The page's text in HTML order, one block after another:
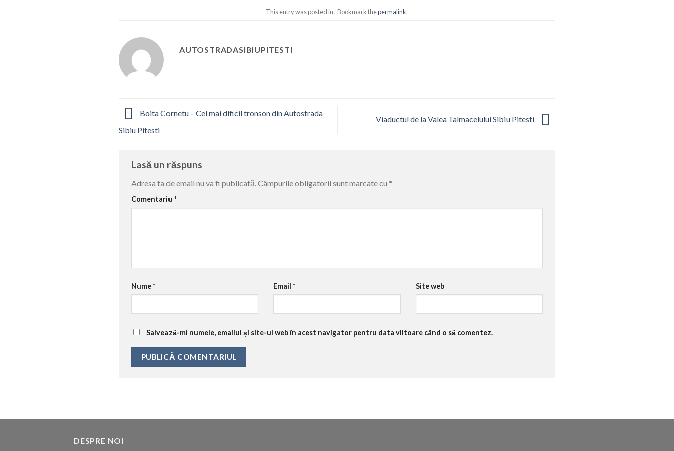
This entry was posted in . Bookmark thepermalink.
AUTOSTRADASIBIUPITESTI
Boita Cornetu – Cel mai dificil tronson din Autostrada
Sibiu Pitesti
Viaductul de la Valea Talmacelului Sibiu Pitesti
Lasă un răspuns
Adresa ta de email nu va fi publicată.Câmpurile obligatorii sunt marcate cu *
Comentariu *
Nume* Email* Site web
Salvează-mi numele, emailul și site-ul web în acest navigator pentru data viitoare când o să comentez.
DESPRE NOI